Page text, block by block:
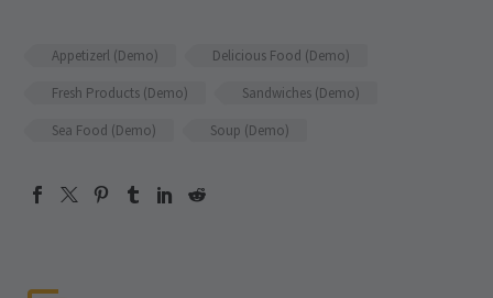
Appetizerl (Demo)
Delicious Food (Demo)
Fresh Products (Demo)
Sandwiches (Demo)
Sea Food (Demo)
Soup (Demo)